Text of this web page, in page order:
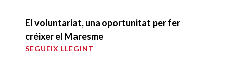
El voluntariat, una oportunitat per fer
créixer el Maresme
SEGUEIX LLEGINT